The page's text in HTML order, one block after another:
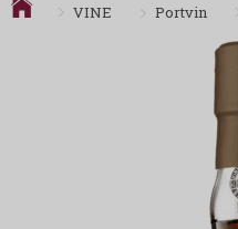
VINE Portvin